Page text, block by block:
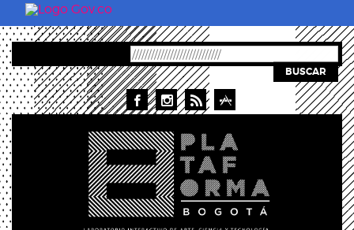
Pasar al contenido principal
BUSCAR